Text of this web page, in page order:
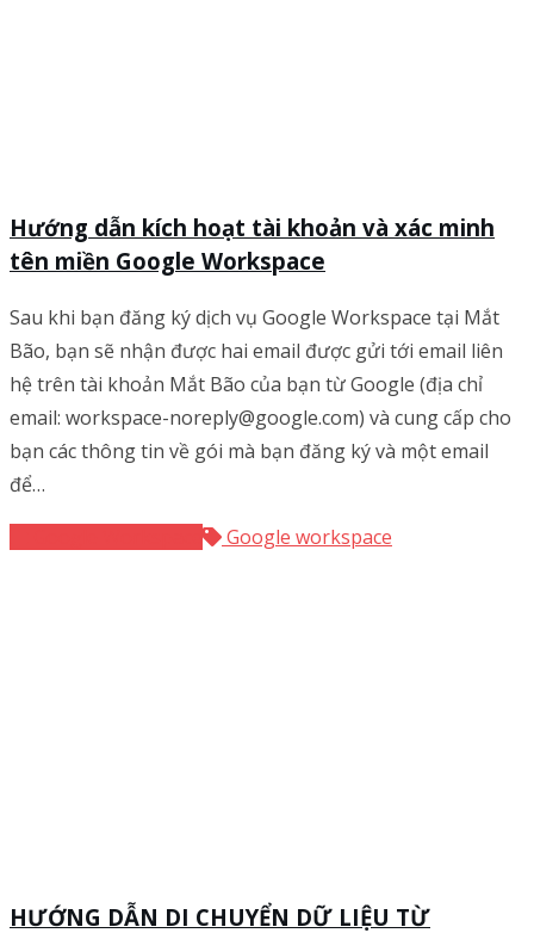
Hướng dẫn kích hoạt tài khoản và xác minh
tên miền Google Workspace
Sau khi bạn đăng ký dịch vụ Google Workspace tại Mắt
Bão, bạn sẽ nhận được hai email được gửi tới email liên
hệ trên tài khoản Mắt Bão của bạn từ Google (địa chỉ
email: workspace-noreply@google.com) và cung cấp cho
bạn các thông tin về gói mà bạn đăng ký và một email
để…
Google workspace
HƯỚNG DẪN DI CHUYỂN DỮ LIỆU TỪ